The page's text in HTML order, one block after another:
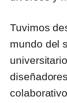
Tuvimos
mundo del